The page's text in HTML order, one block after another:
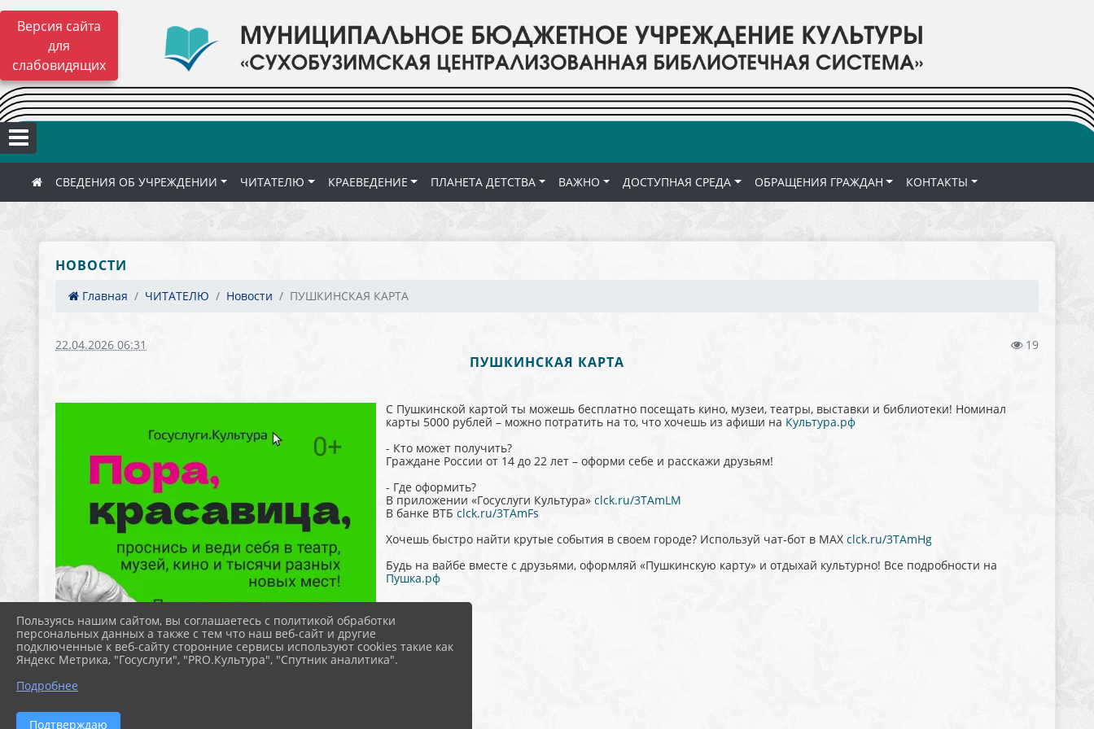
Версия сайта
для
слабовидящих
СВЕДЕНИЯ ОБ УЧРЕЖДЕНИИ ЧИТАТЕЛЮ КРАЕВЕДЕНИЕ ПЛАНЕТА ДЕТСТВА ВАЖНО ДОСТУПНАЯ СРЕДА ОБРАЩЕНИЯ ГРАЖДАН КОНТАКТЫ
НОВОСТИ
Главная ЧИТАТЕЛЮ Новости ПУШКИНСКАЯ КАРТА
22.04.2026 06:31 19
ПУШКИНСКАЯ КАРТА
С Пушкинской картой ты можешь бесплатно посещать кино, музеи, театры, выставки и библиотеки! Номинал
карты 5000 рублей – можно потратить на то, что хочешь из афиши на Культура.рф
- Кто может получить?
Граждане России от 14 до 22 лет – оформи себе и расскажи друзьям!
- Где оформить?
В приложении «Госуслуги Культура» clck.ru/3TAmLM
В банке ВТБ clck.ru/3TAmFs
Хочешь быстро найти крутые события в своем городе? Используй чат‑бот в MAX clck.ru/3TAmHg
Будь на вайбе вместе с друзьями, оформляй «Пушкинскую карту» и отдыхай культурно! Все подробности на
Пушка.рф
Пользуясь нашим сайтом, вы соглашаетесь с политикой обработки
персональных данных а также с тем что наш веб-сайт и другие
подключенные к веб-сайту сторонние сервисы используют cookies такие как
Яндекс Метрика, "Госуслуги", "PRO.Культура", "Спутник аналитика".
Подробнее
Подтверждаю